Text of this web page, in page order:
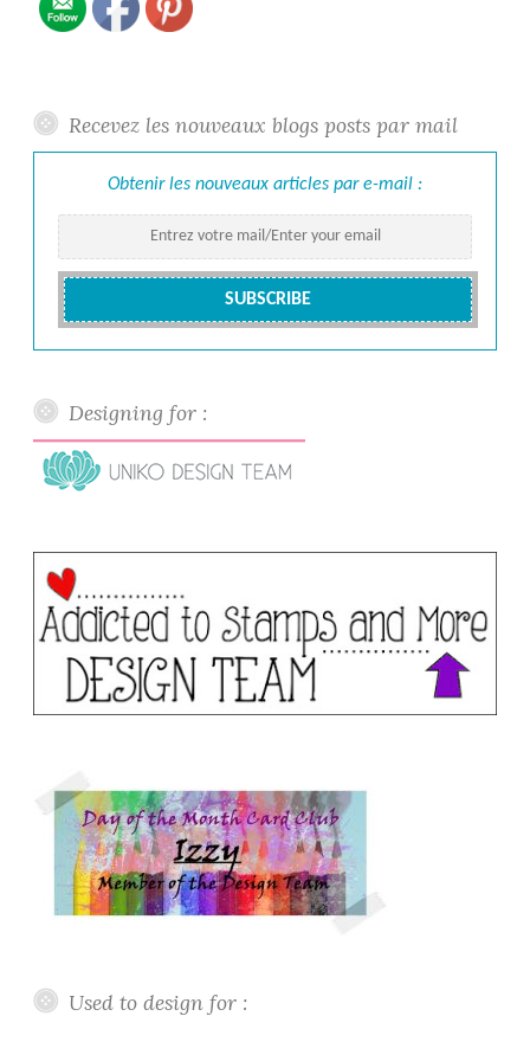
Recevez les nouveaux blogs posts par mail
Obtenir les nouveaux articles par e-mail :
Designing for :
Used to design for :